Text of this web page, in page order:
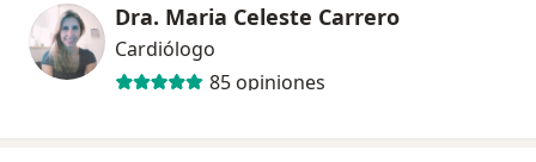
Dra. Maria Celeste Carrero
Cardiólogo
85 opiniones